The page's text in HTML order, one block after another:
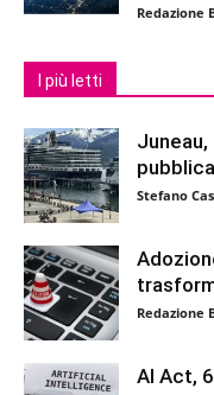
Redazione
I più letti
Juneau,
Stefano
Redazione
AI Act,